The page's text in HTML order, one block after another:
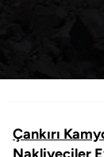
Çankırı